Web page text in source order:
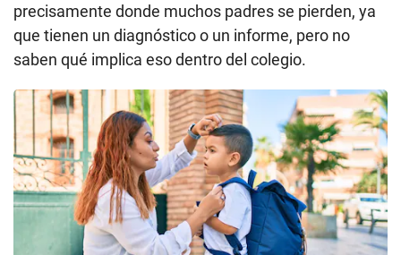
precisamente donde muchos padres se pierden, ya
que tienen un diagnóstico o un informe, pero no
saben qué implica eso dentro del colegio.